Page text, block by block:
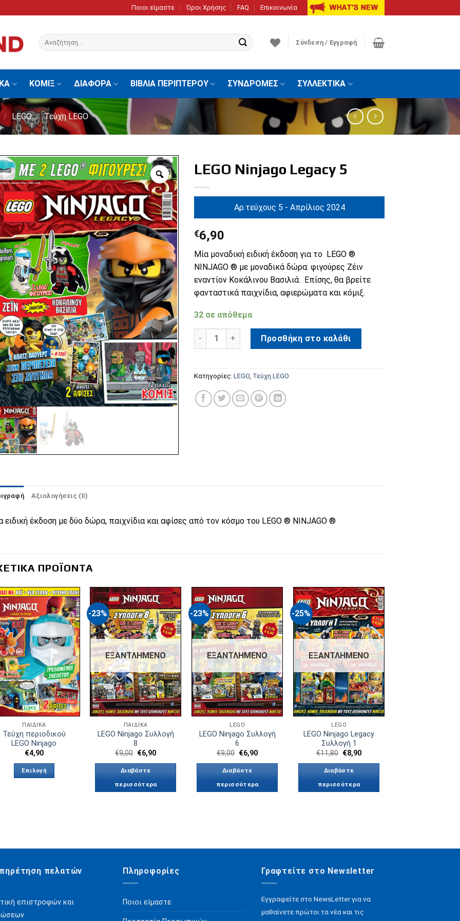
Ποιοι είμαστε Όροι Χρήσης FAQ Επικοινωνία
Αναζήτηση
για:
Σύνδεση / Εγγραφή
ΚΟΜΙΞ ΔΙΑΦΟΡΑ ΒΙΒΛΙΑ ΠΕΡΙΠΤΕΡΟΥ ΣΥΝΔΡΟΜΕΣ ΣΥΛΛΕΚΤΙΚΑ
/ LEGO / Τεύχη LEGO
LEGO Ninjago Legacy 5
Αρ.τεύχους 5 - Απρίλιος 2024
€6,90
Μία μοναδική ειδική έκδοση για το LEGO ®
NINJAGO ® με μοναδικά δώρα: φιγούρες Ζέιν
εναντίον Κοκάλινου Βασιλιά. Επίσης, θα βρείτε
φανταστικά παιχνίδια, αφιερώματα και κόμιξ.
32 σε απόθεμα
LEGO Ninjago Legacy 5 ποσότητα
Προσθήκη στο καλάθι
Κατηγορίες:LEGO Τεύχη LEGO
Αξιολογήσεις (0)
ειδική έκδοση με δύο δώρα, παιχνίδια και αφίσες από τον κόσμο του LEGO ® NINJAGO ®
ΠΡΟΪΌΝΤΑ
στην λίστα
επιθυμιών
ΠΑΙΔΙΚΑ
Τεύχη περιοδικού
LEGO Ninjago
€4,90
Επιλογή
Οι
να
-23%
Πρόσθήκη
στην λίστα
επιθυμιών
ΕΞΑΝΤΛΗΜΈΝΟ
ΠΑΙΔΙΚΑ
LEGO Ninjago Συλλογή
8
€9,00 Original
price
was:
€9,00.
€6,90Η
€6,90.
Διαβάστε
περισσότερα
-23%
Πρόσθήκη
στην λίστα
επιθυμιών
ΕΞΑΝΤΛΗΜΈΝΟ
LEGO
LEGO Ninjago Συλλογή
6
€9,00 Original
price
was:
€9,00.
€6,90Η
€6,90.
Διαβάστε
περισσότερα
-25%
Πρόσθήκη
στην λίστα
επιθυμιών
ΕΞΑΝΤΛΗΜΈΝΟ
LEGO
LEGO Ninjago Legacy
Συλλογή 1
€11,80 Original
price
€11,80.
€8,90Η
Διαβάστε
περισσότερα
πελατών
επιστροφών και
Πληροφορίες
Ποιοι είμαστε
Γραφτείτε στο Newsletter
Εγγραφείτε στο NewsLetter για να
μαθαίνετε πρώτοι τα νέα και τις